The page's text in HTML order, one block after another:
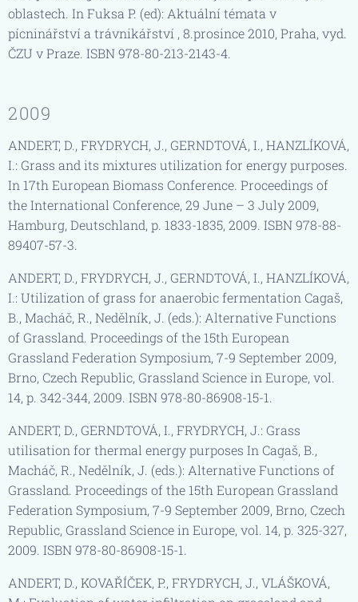
oblastech. In Fuksa P. (ed): Aktuální témata v
pícninářství a trávnikářství , 8.prosince 2010, Praha, vyd.
ČZU v Praze. ISBN 978-80-213-2143-4.
2009
ANDERT, D., FRYDRYCH, J., GERNDTOVÁ, I., HANZLÍKOVÁ,
I.: Grass and its mixtures utilization for energy purposes.
In 17th European Biomass Conference. Proceedings of
the International Conference, 29 June – 3 July 2009,
Hamburg, Deutschland, p. 1833-1835, 2009. ISBN 978-88-
89407-57-3.
ANDERT, D., FRYDRYCH, J., GERNDTOVÁ, I., HANZLÍKOVÁ,
I.: Utilization of grass for anaerobic fermentation Cagaš,
B., Macháč, R., Nedělník, J. (eds.): Alternative Functions
of Grassland. Proceedings of the 15th European
Grassland Federation Symposium, 7-9 September 2009,
Brno, Czech Republic, Grassland Science in Europe, vol.
14, p. 342-344, 2009. ISBN 978-80-86908-15-1.
ANDERT, D., GERNDTOVÁ, I., FRYDRYCH, J.: Grass
utilisation for thermal energy purposes In Cagaš, B.,
Macháč, R., Nedělník, J. (eds.): Alternative Functions of
Grassland. Proceedings of the 15th European Grassland
Federation Symposium, 7-9 September 2009, Brno, Czech
Republic, Grassland Science in Europe, vol. 14, p. 325-327,
2009. ISBN 978-80-86908-15-1.
ANDERT, D., KOVAŘÍČEK, P., FRYDRYCH, J., VLÁŠKOVÁ,